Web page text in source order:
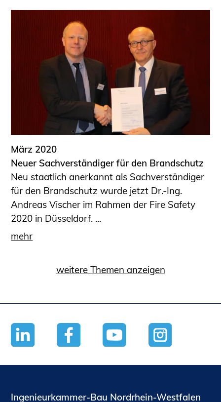
März 2020
Neuer Sachverständiger für den Brandschutz
Neu staatlich anerkannt als Sachverständiger
für den Brandschutz wurde jetzt Dr.-Ing.
Andreas Vischer im Rahmen der Fire Safety
2020 in Düsseldorf. ...
mehr
weitere Themen anzeigen
Ingenieurkammer-Bau Nordrhein-Westfalen